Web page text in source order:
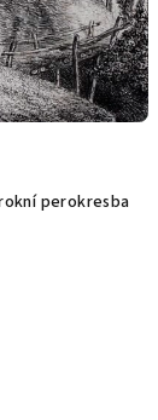
perokresba